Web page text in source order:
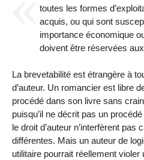
toutes les formes
acquis, ou qui sont
importance économique
doivent être réservées
La brevetabilité est étrangère à
d’auteur. Un romancier est libre
procédé dans son livre sans
puisqu’il ne décrit pas un
le droit d’auteur n’interfèrent
différentes. Mais un auteur de
utilitaire pourrait réellement